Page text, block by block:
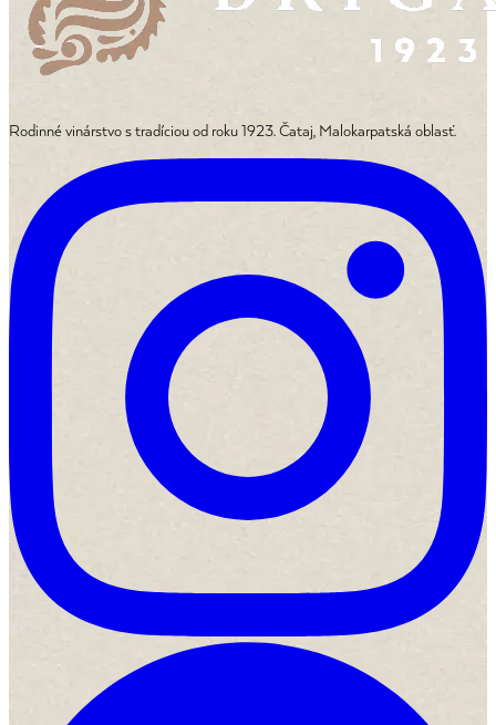
Rodinné vinárstvo s tradíciou od roku 1923. Čataj, Malokarpatská oblasť.